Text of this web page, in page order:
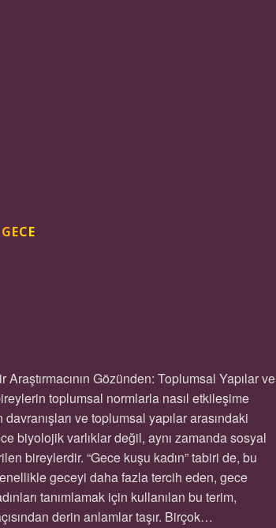
GECE
Gözünden: Toplumsal Yapılar ve
toplumsal normlarla nasıl etkileşime
ve toplumsal yapılar arasındaki
biyolojik varlıklar değil, aynı zamanda sosyal
bireylerdir. “Gece kuşu kadın” tabiri de, bu
geceyi daha fazla tercih eden, gece
tanımlamak için kullanılan bu terim,
derin anlamlar taşır. Birçok…